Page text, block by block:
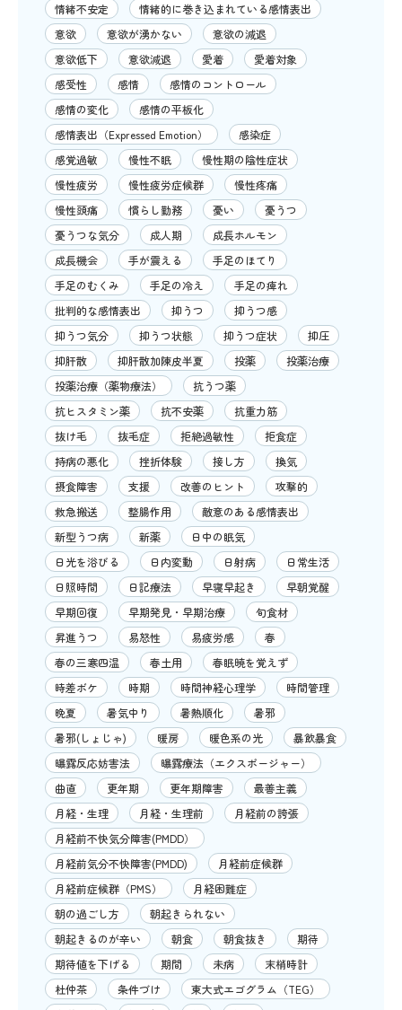
情緒不安定
情緒的に巻き込まれている感情表出
意欲
意欲が湧かない
意欲の減退
意欲低下
意欲減退 愛着
愛着対象
感受性
感情
感情のコントロール
感情の変化
感情の平板化
感情表出（Expressed Emotion）
感染症
感覚過敏
慢性不眠
慢性期の陰性症状
慢性疲労
慢性疲労症候群
慢性疼痛
慢性頭痛
慣らし勤務 憂い
憂うつ
憂うつな気分
成人期
成長ホルモン
成長機会
手が震える
手足のほてり
手足のむくみ
手足の冷え
手足の痺れ
批判的な感情表出
抑うつ
抑うつ感
抑うつ気分
抑うつ状態 抑うつ症状
抑圧
抑肝散
抑肝散加陳皮半夏 投薬
投薬治療
投薬治療（薬物療法）
抗うつ薬
抗ヒスタミン薬
抗不安薬
抗重力筋
抜け毛
抜毛症 拒絶過敏性
拒食症
持病の悪化
挫折体験 接し方
換気
摂食障害
支援 改善のヒント
攻撃的
救急搬送
整腸作用
敵意のある感情表出
新型うつ病
新薬
日中の眠気
日光を浴びる
日内変動 日射病
日常生活
日照時間
日記療法 早寝早起き
早朝覚醒
早期回復
早期発見・早期治療
旬食材
昇進うつ
易怒性 易疲労感
春
春の三寒四温
春土用
春眠暁を覚えず
時差ボケ
時期 時間神経心理学
時間管理
晩夏
暑気中り 暑熱順化
暑邪
暑邪(しょじゃ)
暖房 暖色系の光
暴飲暴食
曝露反応妨害法
曝露療法（エクスポージャー）
曲直
更年期 更年期障害
最善主義
月経・生理
月経・生理前
月経前の誇張
月経前不快気分障害(PMDD）
月経前気分不快障害(PMDD)
月経前症候群
月経前症候群（PMS）
月経困難症
朝の過ごし方
朝起きられない
朝起きるのが辛い
朝食 朝食抜き
期待
期待値を下げる
期間 未病
末梢時計
杜仲茶
条件づけ
東大式エゴグラム（TEG）